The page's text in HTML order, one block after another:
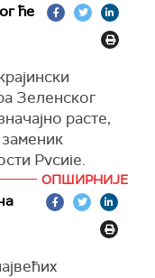
ће
Зеленског
расте,
Русије.
особа која
своју
претходног.
лоше. То
ОПШИРНИЈЕ